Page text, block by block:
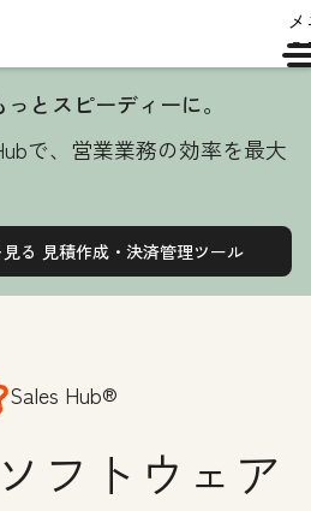
とスピーディーに。
で、営業業務の効率を最大
る 見積作成・決済管理ツール
Sales Hub®
フトウェア